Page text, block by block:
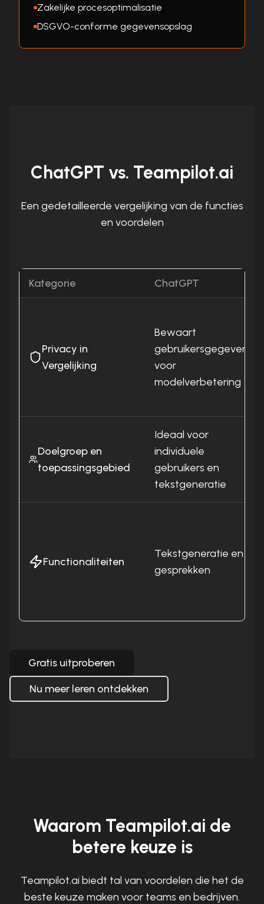
Zakelijke procesoptimalisatie
DSGVO-conforme gegevensopslag
ChatGPT vs. Teampilot.ai
Een gedetailleerde vergelijking van de functies
en voordelen
Kategorie ChatGPT
Privacy in
Vergelijking
Bewaart
gebruikersgegevens
voor
modelverbetering
Doelgroep en
toepassingsgebied
Ideaal voor
individuele
gebruikers en
tekstgeneratie
Functionaliteiten
Tekstgeneratie en
gesprekken
Gratis uitproberen
Nu meer leren ontdekken
Waarom Teampilot.ai de
betere keuze is
Teampilot.ai biedt tal van voordelen die het de
beste keuze maken voor teams en bedrijven.